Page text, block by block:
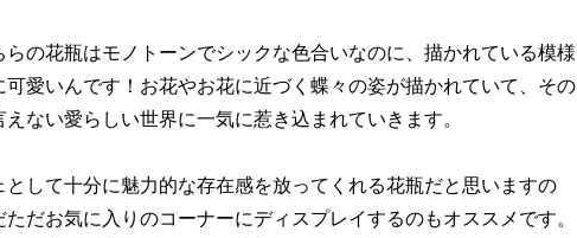
らの花瓶はモノトーンでシックな色合いなのに、描かれている模様
可愛いんです！お花やお花に近づく蝶々の姿が描かれていて、その
えない愛らしい世界に一気に惹き込まれていきます。
として十分に魅力的な存在感を放ってくれる花瓶だと思いますの
ただお気に入りのコーナーにディスプレイするのもオススメです。